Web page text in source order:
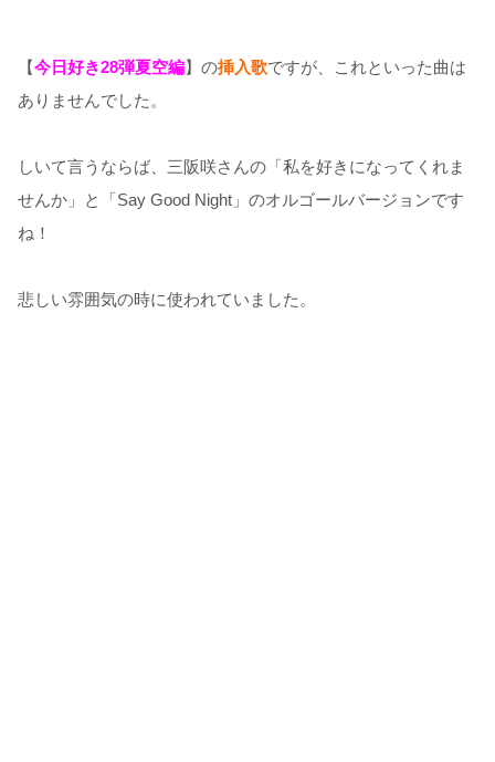
【今日好き28弾夏空編】の挿入歌ですが、これといった曲は
ありませんでした。
しいて言うならば、三阪咲さんの「私を好きになってくれま
せんか」と「Say Good Night」のオルゴールバージョンです
ね！
悲しい雰囲気の時に使われていました。